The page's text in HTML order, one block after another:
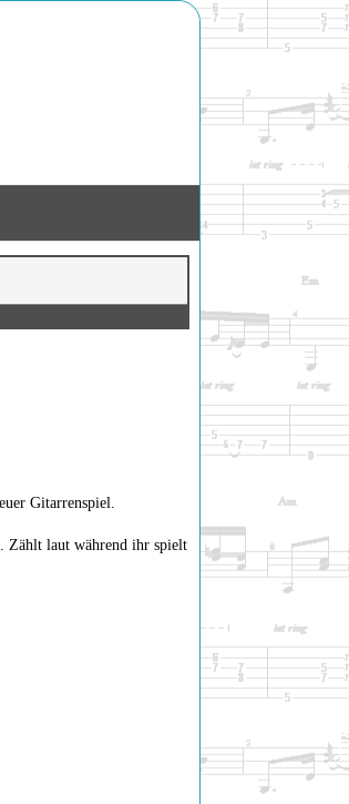
Gitarrenspiel.
Zählt laut während ihr spielt